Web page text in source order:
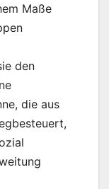
Maße
den
die aus